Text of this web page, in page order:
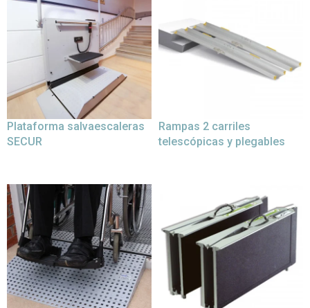
Plataforma salvaescaleras
SECUR
Rampas 2 carriles
telescópicas y plegables